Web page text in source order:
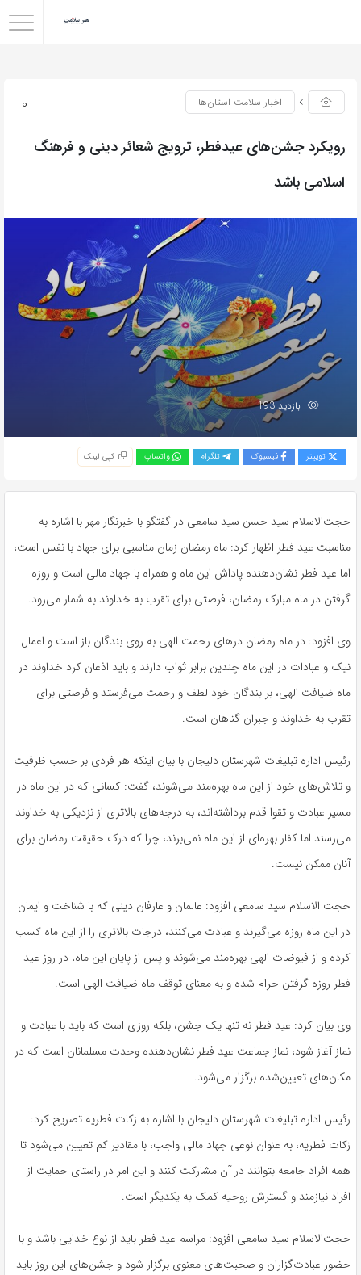
0 اخبار سلامت استان‌ها
رویکرد جشن‌های عیدفطر، ترویج شعائر دینی و فرهنگ
اسلامی باشد
بازدید 193
توییتر فیسبوک تلگرام واتساپ کپی لینک
حجت‌الاسلام سید حسن سید سامعی در گفتگو با خبرنگار مهر با اشاره به
مناسبت عید فطر اظهار کرد: ماه رمضان زمان مناسبی برای جهاد با نفس است،
اما عید فطر نشان‌دهنده پاداش این ماه و همراه با جهاد مالی است و روزه
گرفتن در ماه مبارک رمضان، فرصتی برای تقرب به خداوند به شمار می‌رود.
وی افزود: در ماه رمضان درهای رحمت الهی به روی بندگان باز است و اعمال
نیک و عبادات در این ماه چندین برابر ثواب دارند و باید اذعان کرد خداوند در
ماه ضیافت الهی، بر بندگان خود لطف و رحمت می‌فرستد و فرصتی برای
تقرب به خداوند و جبران گناهان است.
رئیس اداره تبلیغات شهرستان دلیجان با بیان اینکه هر فردی بر حسب ظرفیت
و تلاش‌های خود از این ماه بهره‌مند می‌شوند، گفت: کسانی که در این ماه در
مسیر عبادت و تقوا قدم برداشته‌اند، به درجه‌های بالاتری از نزدیکی به خداوند
می‌رسند اما کفار بهره‌ای از این ماه نمی‌برند، چرا که درک حقیقت رمضان برای
آنان ممکن نیست.
حجت الاسلام سید سامعی افزود: عالمان و عارفان دینی که با شناخت و ایمان
در این ماه روزه می‌گیرند و عبادت می‌کنند، درجات بالاتری را از این ماه کسب
کرده و از فیوضات الهی بهره‌مند می‌شوند و پس از پایان این ماه، در روز عید
فطر روزه گرفتن حرام شده و به معنای توقف ماه ضیافت الهی است.
وی بیان کرد: عید فطر نه تنها یک جشن، بلکه روزی است که باید با عبادت و
نماز آغاز شود، نماز جماعت عید فطر نشان‌دهنده وحدت مسلمانان است که در
مکان‌های تعیین‌شده برگزار می‌شود.
رئیس اداره تبلیغات شهرستان دلیجان با اشاره به زکات فطریه تصریح کرد:
زکات فطریه، به عنوان نوعی جهاد مالی واجب، با مقادیر کم تعیین می‌شود تا
همه افراد جامعه بتوانند در آن مشارکت کنند و این امر در راستای حمایت از
افراد نیازمند و گسترش روحیه کمک به یکدیگر است.
حجت‌الاسلام سید سامعی افزود: مراسم عید فطر باید از نوع خدایی باشد و با
حضور عبادت‌گزاران و صحبت‌های معنوی برگزار شود و جشن‌های این روز باید